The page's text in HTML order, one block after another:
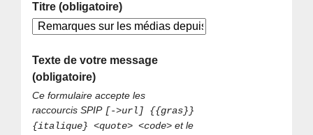
Titre (obligatoire)
Texte de votre message
(obligatoire)
Ce formulaire accepte les
raccourcis SPIP [->url] {{gras}}
{italique} <quote> <code> et le